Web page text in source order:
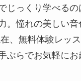
じっくり学べるの
。憧れの美しい
、無料体験レッ
ぶらでお気軽にお